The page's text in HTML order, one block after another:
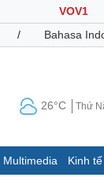
VOV1
/ Bahasa
26°C Thứ
Multimedia Kinh tế